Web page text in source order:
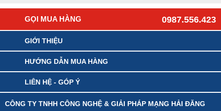
0987.556.423
GỌI MUA HÀNG
GIỚI THIỆU
HƯỚNG DẪN MUA HÀNG
LIÊN HỆ - GÓP Ý
CÔNG TY TNHH CÔNG NGHỆ & GIẢI PHÁP MẠNG HẢI ĐĂNG